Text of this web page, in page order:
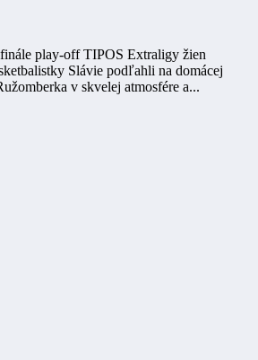
play-off TIPOS Extraligy žien
Slávie podľahli na domácej
v skvelej atmosfére a...